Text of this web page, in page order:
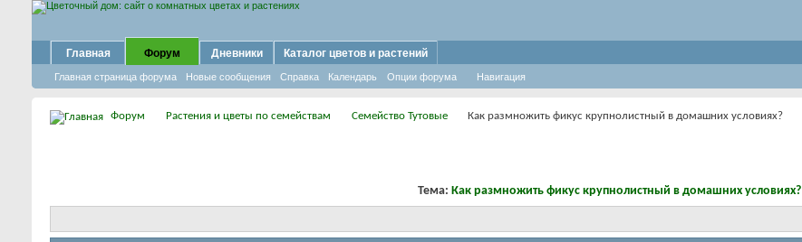
Главная Форум
Главная страница форума Новые сообщения Справка Календарь Опции форума Навигация
Дневники Каталог цветов и растений
Форум Растения и цветы по семействам Семейство Тутовые Как размножить фикус крупнолистный в домашних условиях?
Тема: Как размножить фикус крупнолистный в домашних условиях?